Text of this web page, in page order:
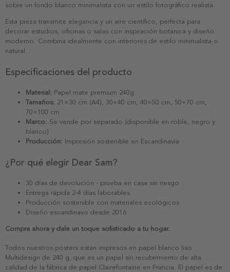
sobre un fondo blanco minimalista con un estilo fotográfico realista.
Esta pieza transmite elegancia y un aire científico, perfecta para
decorar estudios, oficinas o salas con inspiración botánica y diseño
moderno. Combina idealmente con interiores de estilo minimalista o
natural.
Especificaciones del producto
Material: Papel mate premium 240g
Tamaños: 21×30 cm (A4), 30×40 cm, 40×50 cm, 50×70 cm,
70×100 cm
Marco: Se vende por separado (disponible en roble, negro y
blanco)
Producción: Impresión sostenible en Escandinavia
¿Por qué elegir Dear Sam?
30 días de devolución - prueba en casa sin riesgo
Entrega rápida 2-4 días laborables
Producción sostenible con materiales ecológicos
Diseño escandinavo desde 2016
Compra ahora y dale un toque sofisticado a tu hogar.
Todos nuestros pósters están impresos en papel blanco liso
Multidesign de 240 g, que es un papel sin recubrimiento de alta
calidad de la fábrica de papel Clairefontaine en Francia. El papel es de